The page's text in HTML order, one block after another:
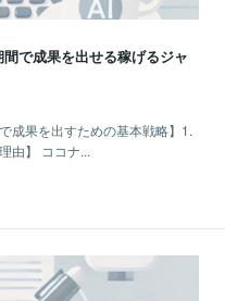
で成果を出せる稼げるジャ
成果を出すための基本戦略】1.
由】 ココナ...